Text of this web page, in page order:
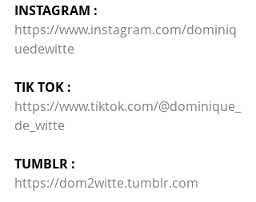
INSTAGRAM :
https://www.instagram.com/dominiq
uedewitte
TIK TOK :
https://www.tiktok.com/@dominique_
de_witte
TUMBLR :
https://dom2witte.tumblr.com